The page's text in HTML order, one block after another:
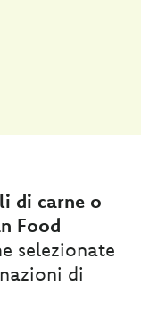
di carne o
Food
selezionate
di